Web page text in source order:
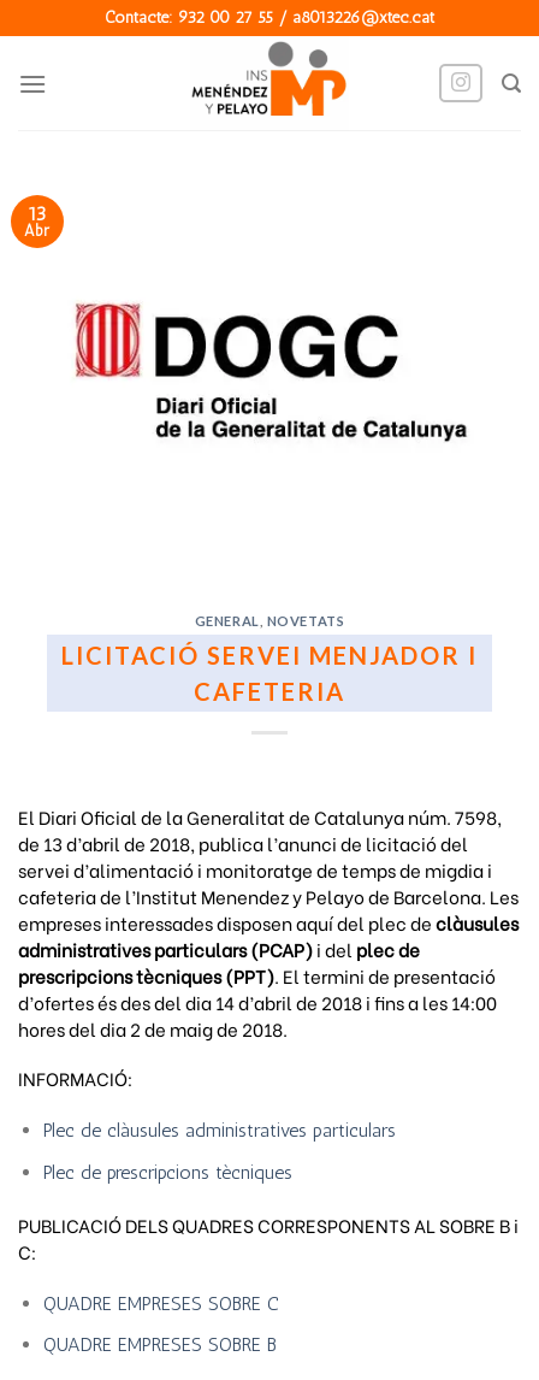
to
content
Contacte: 932 00 27 55 / a8013226@xtec.cat
13
Abr
GENERAL NOVETATS
LICITACIÓ SERVEI MENJADOR I
CAFETERIA
El Diari Oficial de la Generalitat de Catalunya núm. 7598,
de 13 d’abril de 2018, publica l’anunci de licitació del
servei d’alimentació i monitoratge de temps de migdia i
cafeteria de l’Institut Menendez y Pelayo de Barcelona. Les
empreses interessades disposen aquí del plec declàusules
administratives particulars (PCAP)i del plec de
prescripcions tècniques (PPT). El termini de presentació
d’ofertes és des del dia 14 d’abril de 2018 i fins a les 14:00
hores del dia 2 de maig de 2018.
INFORMACIÓ:
Plec de clàusules administratives particulars
Plec de prescripcions tècniques
PUBLICACIÓ DELS QUADRES CORRESPONENTS AL SOBRE B i
C:
QUADRE EMPRESES SOBRE C
QUADRE EMPRESES SOBRE B